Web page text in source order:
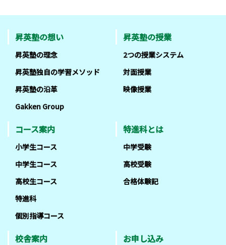
昇英塾の想い
昇英塾の理念
昇英塾独自の学習メソッド
昇英塾の沿革
Gakken Group
昇英塾の授業
2つの授業システム
対面授業
映像授業
コース案内
小学生コース
中学生コース
高校生コース
特進科
個別指導コース
特進科とは
中学受験
高校受験
合格体験記
校舎案内 お申し込み